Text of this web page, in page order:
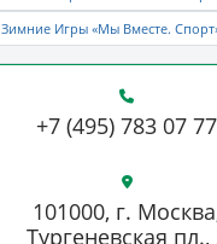
Зимние Игры «Мы Вместе.
+7 (495) 783 07 77
101000, г.
Тургеневская пл.,